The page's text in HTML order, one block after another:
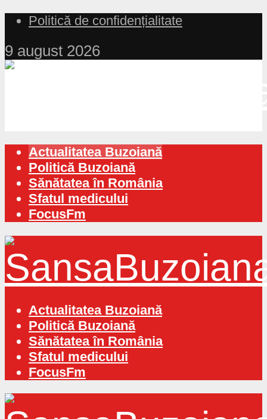
Politică de confidențialitate
9 august 2026
Actualitatea Buzoiană
Politică Buzoiană
Sănătatea în România
Sfatul medicului
FocusFm
Actualitatea Buzoiană
Politică Buzoiană
Sănătatea în România
Sfatul medicului
FocusFm